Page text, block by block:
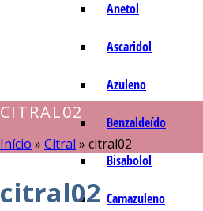
Anetol
Ascaridol
Azuleno
Benzaldeído
Bisabolol
Camazuleno
CITRAL02
Início » Citral » citral02
citral02